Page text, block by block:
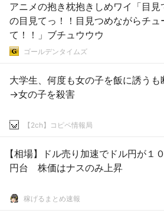
アニメの抱き枕抱きしめワイ「目見
の目見てっ！！目見つめながらチュ
て！！」ブチュウウウ
ゴールデンタイムズ
大学生、何度も女の子を飯に誘うも
→女の子を殺害
【2ch】コピペ情報局
【相場】ドル売り加速でドル円が１
円台 株価はナスのみ上昇
稼げるまとめ速報